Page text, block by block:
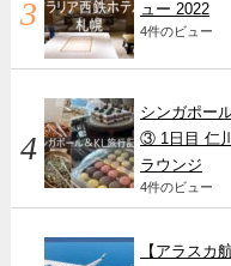
ュー 2022
4件のビュー
シンガポー
③ 1日目 仁
ラウンジ
4件のビュー
【アラスカ